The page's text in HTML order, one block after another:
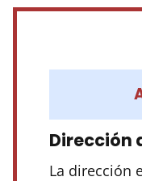
Dirección
La dirección